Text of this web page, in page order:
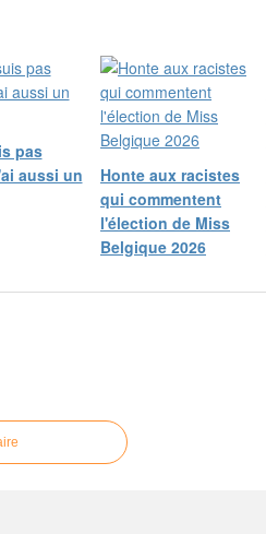
pas
aussi un
Honte aux racistes
qui commentent
l'élection de Miss
Belgique 2026